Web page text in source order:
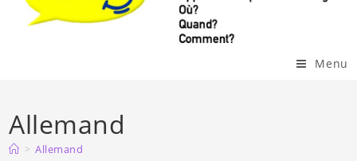
Menu
Allemand
> Allemand